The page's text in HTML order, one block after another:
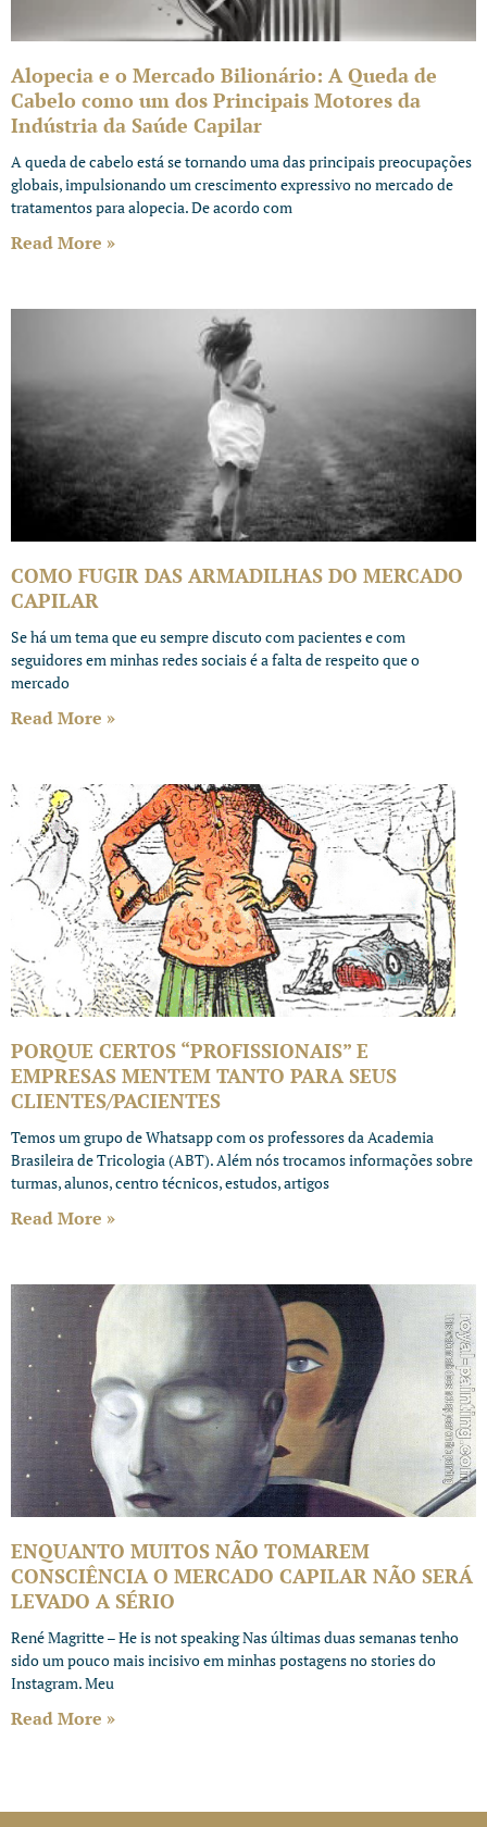
Alopecia e o Mercado Bilionário: A Queda de
Cabelo como um dos Principais Motores da
Indústria da Saúde Capilar
A queda de cabelo está se tornando uma das principais preocupações
globais, impulsionando um crescimento expressivo no mercado de
tratamentos para alopecia. De acordo com
Read More »
COMO FUGIR DAS ARMADILHAS DO MERCADO
CAPILAR
Se há um tema que eu sempre discuto com pacientes e com
seguidores em minhas redes sociais é a falta de respeito que o
mercado
Read More »
PORQUE CERTOS “PROFISSIONAIS” E
EMPRESAS MENTEM TANTO PARA SEUS
CLIENTES/PACIENTES
Temos um grupo de Whatsapp com os professores da Academia
Brasileira de Tricologia (ABT). Além nós trocamos informações sobre
turmas, alunos, centro técnicos, estudos, artigos
Read More »
ENQUANTO MUITOS NÃO TOMAREM
CONSCIÊNCIA O MERCADO CAPILAR NÃO SERÁ
LEVADO A SÉRIO
René Magritte – He is not speaking Nas últimas duas semanas tenho
sido um pouco mais incisivo em minhas postagens no stories do
Instagram. Meu
Read More »